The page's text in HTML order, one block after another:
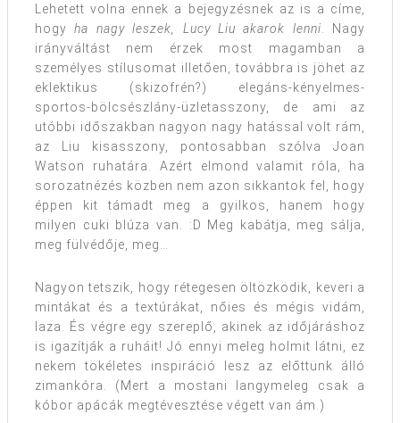
Lehetett volna ennek a bejegyzésnek az is a címe,
hogyha nagy leszek, Lucy Liu akarok lenni . Nagy
irányváltást nem érzek most magamban a
személyes stílusomat illetően, továbbra is jöhet az
eklektikus (skizofrén?) elegáns-kényelmes-
sportos-bölcsészlány-üzletasszony, de ami az
utóbbi időszakban nagyon nagy hatással volt rám,
az Liu kisasszony, pontosabban szólva Joan
Watson ruhatára. Azért elmond valamit róla, ha
sorozatnézés közben nem azon sikkantok fel, hogy
éppen kit támadt meg a gyilkos, hanem hogy
milyen cuki blúza van. :D Meg kabátja, meg sálja,
meg fülvédője, meg…
Nagyon tetszik, hogy rétegesen öltözködik, keveri a
mintákat és a textúrákat, nőies és mégis vidám,
laza. És végre egy szereplő, akinek az időjáráshoz
is igazítják a ruháit! Jó ennyi meleg holmit látni, ez
nekem tökéletes inspiráció lesz az előttünk álló
zimankóra. (Mert a mostani langymeleg csak a
kóbor apácák megtévesztése végett van ám.)